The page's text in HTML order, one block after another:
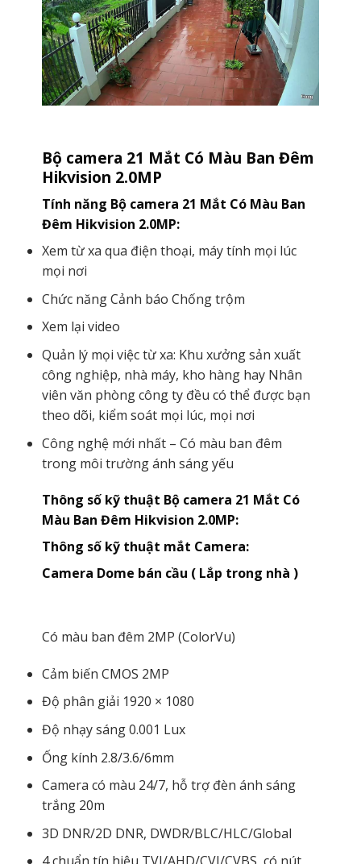
Bộ camera 21 Mắt Có Màu Ban Đêm
Hikvision 2.0MP
Tính năng Bộ camera 21 Mắt Có Màu Ban
Đêm Hikvision 2.0MP:
Xem từ xa qua điện thoại, máy tính mọi lúc
mọi nơi
Chức năng Cảnh báo Chống trộm
Xem lại video
Quản lý mọi việc từ xa: Khu xưởng sản xuất
công nghiệp, nhà máy, kho hàng hay Nhân
viên văn phòng công ty đều có thể được bạn
theo dõi, kiểm soát mọi lúc, mọi nơi
Công nghệ mới nhất – Có màu ban đêm
trong môi trường ánh sáng yếu
Thông số kỹ thuật Bộ camera 21 Mắt Có
Màu Ban Đêm Hikvision 2.0MP:
Thông số kỹ thuật mắt Camera:
Camera Dome bán cầu ( Lắp trong nhà )
Có màu ban đêm 2MP (ColorVu)
Cảm biến CMOS 2MP
Độ phân giải 1920 × 1080
Độ nhạy sáng 0.001 Lux
Ống kính 2.8/3.6/6mm
Camera có màu 24/7, hỗ trợ đèn ánh sáng
trắng 20m
3D DNR/2D DNR, DWDR/BLC/HLC/Global